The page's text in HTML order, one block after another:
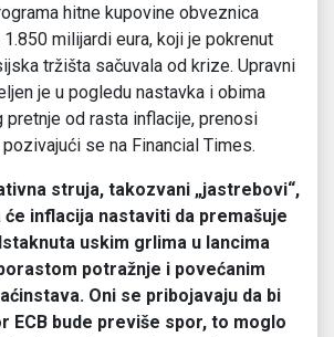
hitne kupovine obveznica
milijardi eura, koji je pokrenut
tržišta sačuvala od krize. Upravni
je u pogledu nastavka i obima
pretnje od rasta inflacije, prenosi
se na Financial Times.
struja, takozvani „jastrebovi“,
će inflacija nastaviti da premašuje
uskim grlima u lancima
potražnje i povećanim
Oni se pribojavaju da bi
ECB bude previše spor, to moglo